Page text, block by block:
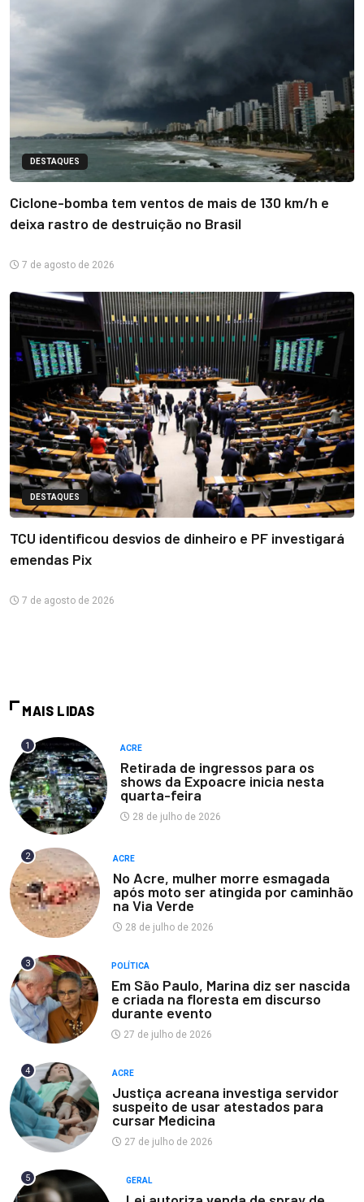
DESTAQUES
Ciclone-bomba tem ventos de mais de 130 km/h e
deixa rastro de destruição no Brasil
7 de agosto de 2026
DESTAQUES
TCU identificou desvios de dinheiro e PF investigará
emendas Pix
7 de agosto de 2026
MAIS LIDAS
1 ACRE
Retirada de ingressos para os
shows da Expoacre inicia nesta
quarta-feira
28 de julho de 2026
2 ACRE
No Acre, mulher morre esmagada
após moto ser atingida por caminhão
na Via Verde
28 de julho de 2026
3 POLÍTICA
Em São Paulo, Marina diz ser nascida
e criada na floresta em discurso
durante evento
27 de julho de 2026
4 ACRE
Justiça acreana investiga servidor
suspeito de usar atestados para
cursar Medicina
27 de julho de 2026
5 GERAL